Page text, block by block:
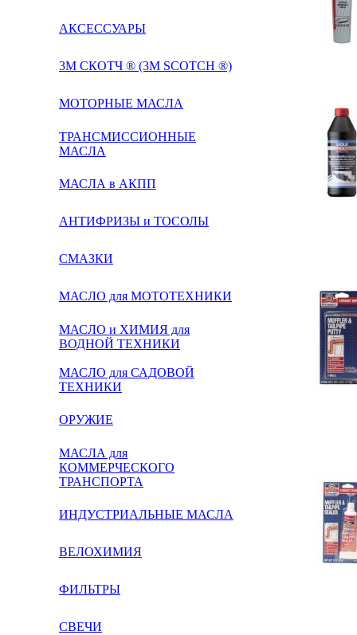
АКСЕССУАРЫ
3М СКОТЧ ® (3M SCOTCH ®)
МОТОРНЫЕ МАСЛА
ТРАНСМИССИОННЫЕ
МАСЛА
МАСЛА в АКПП
АНТИФРИЗЫ и ТОСОЛЫ
СМАЗКИ
МАСЛО для МОТОТЕХНИКИ
МАСЛО и ХИМИЯ для
ВОДНОЙ ТЕХНИКИ
МАСЛО для САДОВОЙ
ТЕХНИКИ
ОРУЖИЕ
МАСЛА для
КОММЕРЧЕСКОГО
ТРАНСПОРТА
ИНДУСТРИАЛЬНЫЕ МАСЛА
ВЕЛОХИМИЯ
ФИЛЬТРЫ
СВЕЧИ